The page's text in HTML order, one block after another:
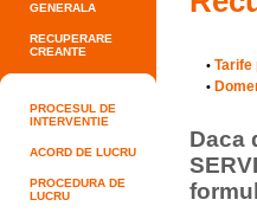
GENERALA
RECUPERARE
CREANTE
PROCESUL DE
INTERVENTIE
ACORD DE LUCRU
PROCEDURA DE
LUCRU
• Tarife
•
Daca